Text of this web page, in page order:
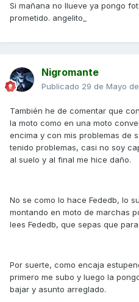
Si mañana no llueve ya pongo
prometido. angelito_
Nigromante
Publicado 29 de Mayo
También he de comentar que
la moto como en una moto
encima y con mis problemas de
tenido problemas, casi no soy
al suelo y al final me hice daño.
No se como lo hace Fededb, lo
montando en moto de marchas
lees Fededb, que sepas que
Por suerte, como encaja
primero me subo y luego la
bajar y asunto arreglado.